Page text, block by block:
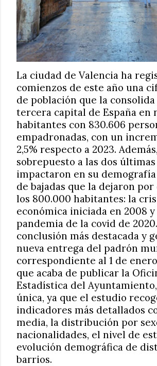
La ciudad de Valencia ha
comienzos de este año una
de población que la
tercera capital de España en
habitantes con 830.606
empadronadas, con un
2,5% respecto a 2023.
sobrepuesto a las dos
impactaron en su
de bajadas que la dejaron por
los 800.000 habitantes: la
económica iniciada en 2008 y
pandemia de la covid de
conclusión más destacada y
nueva entrega del padrón
correspondiente al 1 de
que acaba de publicar la
Estadística del
única, ya que el estudio
indicadores más detallados
media, la distribución por
nacionalidades, el nivel de
evolución demográfica de
barrios.